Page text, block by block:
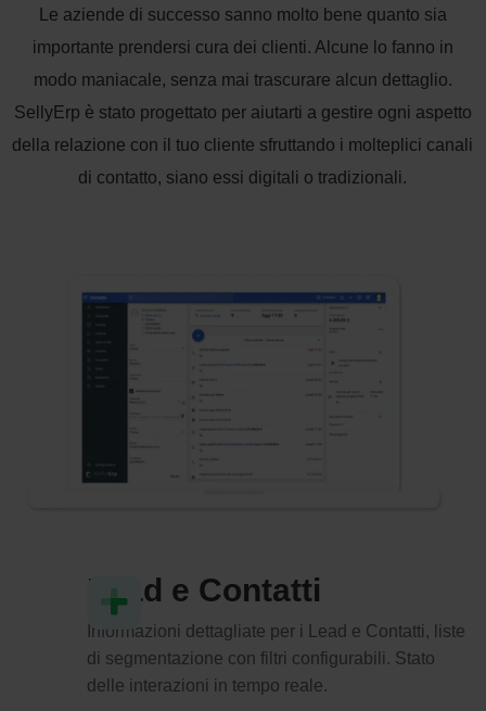
Le aziende di successo sanno molto bene quanto sia
importante prendersi cura dei clienti. Alcune lo fanno in
modo maniacale, senza mai trascurare alcun dettaglio.
SellyErp è stato progettato per aiutarti a gestire ogni aspetto
della relazione con il tuo cliente sfruttando i molteplici canali
di contatto, siano essi digitali o tradizionali.
Lead e Contatti
Informazioni dettagliate per i Lead e Contatti, liste
di segmentazione con filtri configurabili. Stato
delle interazioni in tempo reale.